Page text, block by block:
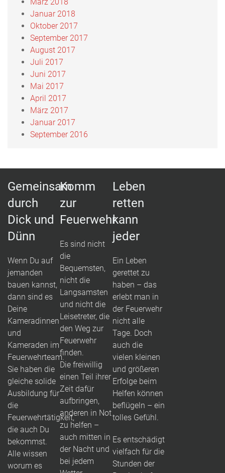
Januar 2018
Oktober 2017
September 2017
August 2017
Juli 2017
Juni 2017
Mai 2017
April 2017
März 2017
Januar 2017
September 2016
Gemeinsam
durch
Dick und
Dünn
Wenn Du auf
jemanden
bauen kannst,
dann sind es
Deine
Kameradinnen
und
Kameraden im
Feuerwehrteam.
Sie haben die
gleiche solide
Ausbildung für
die
Feuerwehrtätigkeit,
die auch Du
bekommst.
Alle wissen
worum es
Komm
zur
Feuerwehr
Es sind nicht
die
Bequemsten,
nicht die
Langsamsten
und nicht die
Leisetreter, die
den Weg zur
Feuerwehr
finden.
Die freiwillig
einen Teil ihrer
Zeit dafür
aufbringen,
anderen in Not
zu helfen –
auch mitten in
der Nacht und
bei jedem
Leben
retten
kann
jeder
Ein Leben
gerettet zu
haben – das
erlebt man in
der Feuerwehr
nicht alle
Tage. Doch
auch die
vielen kleinen
und größeren
Erfolge beim
Helfen können
beflügeln – ein
tolles Gefühl.
Es entschädigt
vielfach für die
Stunden der